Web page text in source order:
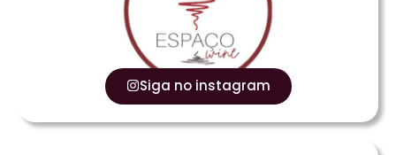
Siga no instagram